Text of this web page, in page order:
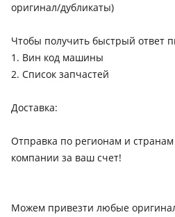
оригинал/дубликаты)
Чтобы получить быстрый ответ
1. Вин код машины
2. Список запчастей
Доставка:
Отправка по регионам и
компании за ваш счет!
Можем привезти любые